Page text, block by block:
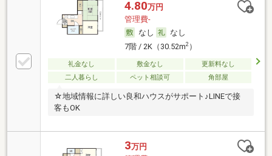
4.80万円
管理費-
なし
なし
7階 / 2K（30.52m2）
礼金なし 敷金なし
更新料なし
二人暮らし
ペット相談可 角部屋
☆地域情報に詳しい良和ハウスがサポート♪LINEで接
客もOK
3万円